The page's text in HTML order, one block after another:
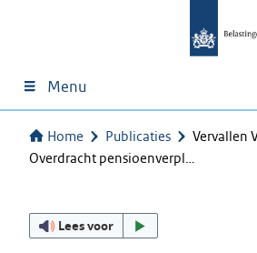
Menu
Home Publicaties
Vervallen
Overdracht pensioenverpl…
Lees voor